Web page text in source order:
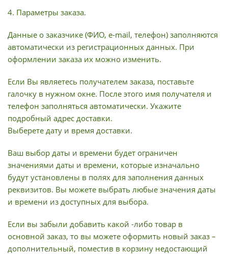
4. Параметры заказа.
Данные о заказчике (ФИО, e-mail, телефон) заполняются
автоматически из регистрационных данных. При
оформлении заказа их можно изменить.
Если Вы являетесь получателем заказа, поставьте
галочку в нужном окне. После этого имя получателя и
телефон заполняться автоматически. Укажите
подробный адрес доставки.
Выберете дату и время доставки.
Ваш выбор даты и времени будет ограничен
значениями даты и времени, которые изначально
будут установлены в полях для заполнения данных
реквизитов. Вы можете выбрать любые значения даты
и времени из доступных для выбора.
Если вы забыли добавить какой -либо товар в
основной заказ, то вы можете оформить новый заказ –
дополнительный, поместив в корзину недостающий